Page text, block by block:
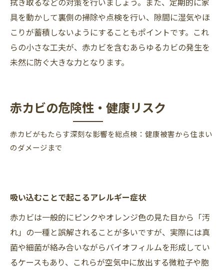
具を動かして裏側の掃除や点検を行い、隙間に湿気やほ
こりが蓄積しないようにすることもポイントです。これ
らの小さな工夫が、赤カビを含むあらゆるカビの発生を
未然に防ぐ大きな力となります。
赤カビの危険性・健康リスク
赤カビがもたらす深刻な影響を総点検：健康被害から住まい
のダメージまで
吸い込むことで起こるアレルギー症状
赤カビは一般的にピンクやオレンジ色の見た目から「汚
れ」の一種と誤解されることが多いですが、実際には真
菌や細菌が絡み合いながらバイオフィルムを形成してい
るケースもあり、これらが空気中に放出する微粒子や胞